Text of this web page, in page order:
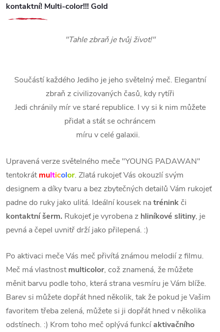
kontaktní! Multi-color!!! Gold
"Tahle zbraň je tvůj život!"
Součástí každého Jediho je jeho světelný meč. Elegantní
zbraň z civilizovaných časů, kdy rytíři
Jedi chránily mír ve staré republice. I vy si k nim můžete
přidat a stát se ochráncem
míru v celé galaxii.
Upravená verze světelného meče "YOUNG PADAWAN"
tentokrátmulticolor. Zlatá rukojeť Vás okouzlí svým
designem a díkytvaru a bez zbytečných detailů Vám rukojeť
padne do ruky jako ulitá. Ideální kousek natréninkči
kontaktní šerm. Rukojeť je vyrobena z hliníkové slitiny, je
pevná a čepel uvnitř drží jako přilepená. :)
Po aktivaci meče Vás meč přivítá známou melodií z filmu.
Meč má vlastnostmulticolor, což znamená, že můžete
měnit barvu podle toho, která strana vesmíru je Vám blíže.
Barev si můžete dopřát hned několik, tak že pokud je Vašim
favoritem třeba zelená, můžete si ji dopřát hned v několika
odstínech. :) Krom toho meč oplývá funkcíaktivačního